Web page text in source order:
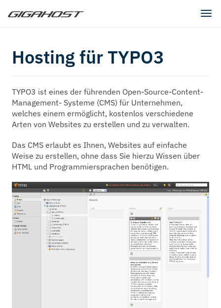
Hosting für TYPO3
TYPO3 ist eines der führenden Open-Source-Content-
Management- Systeme (CMS) für Unternehmen,
welches einem ermöglicht, kostenlos verschiedene
Arten von Websites zu erstellen und zu verwalten.
Das CMS erlaubt es Ihnen, Websites auf einfache
Weise zu erstellen, ohne dass Sie hierzu Wissen über
HTML und Programmiersprachen benötigen.